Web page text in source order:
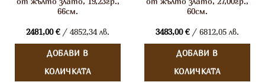
66см.
2481,00€/ 4852,34 лв.
ДОБАВИ В
КОЛИЧКАТА
60см.
3483,00€/ 6812,05 лв.
ДОБАВИ В
КОЛИЧКАТА